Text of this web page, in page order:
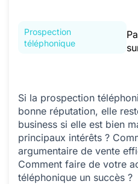
Prospection
téléphonique
Si la prospection
bonne réputation, elle
business si elle est bien
principaux intérêts ?
argumentaire de vente
Comment faire de votre
téléphonique un succès ?